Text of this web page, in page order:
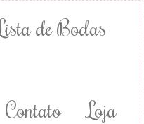
de Bodas
Contato Loja